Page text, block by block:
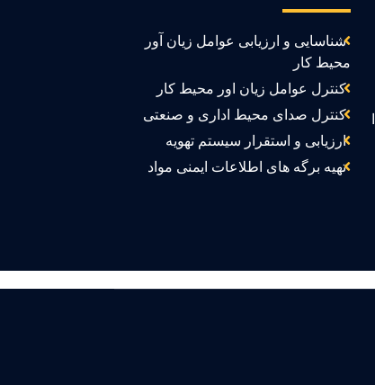
شناسایی و ارزیابی عوامل زیان آور
محیط کار
کنترل عوامل زیان اور محیط کار
کنترل صدای محیط اداری و صنعتی
ارزیابی و استقرار سیستم تهویه
تهیه برگه های اطلاعات ایمنی مواد